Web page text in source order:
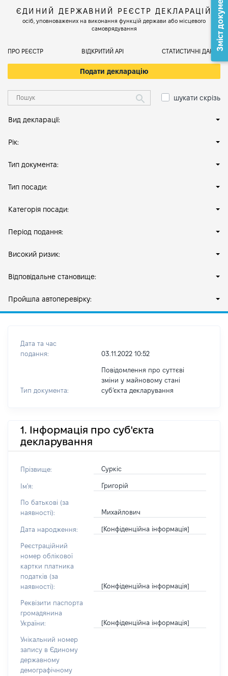
ЄДИНИЙ ДЕРЖАВНИЙ РЕЄСТР ДЕКЛАРАЦІЙ
осіб, уповноважених на виконання функцій держави або місцевого
самоврядування
ПРО РЕЄСТР ВІДКРИТИЙ АРІ СТАТИСТИЧНІ ДАНІ
Подати декларацію
шукати скрізь
Вид декларації:
Рік:
Тип документа:
Тип посади:
Категорія посади:
Період подання:
Високий ризик:
Відповідальне становище:
Пройшла автоперевірку:
Дата та час
подання:
03.11.2022 10:52
Тип документа:
Повідомлення про суттєві
зміни у майновому стані
субʼєкта декларування
1. Інформація про суб'єкта
декларування
Прізвище: Суркіс
Ім'я: Григорій
По батькові (за
наявності):
Михайлович
Дата народження: [Конфіденційна інформація]
Реєстраційний
номер облікової
картки платника
податків (за
наявності):
[Конфіденційна інформація]
Реквізити паспорта
громадянина
України:
[Конфіденційна інформація]
Унікальний номер
запису в Єдиному
державному
демографічному
Зміст документа